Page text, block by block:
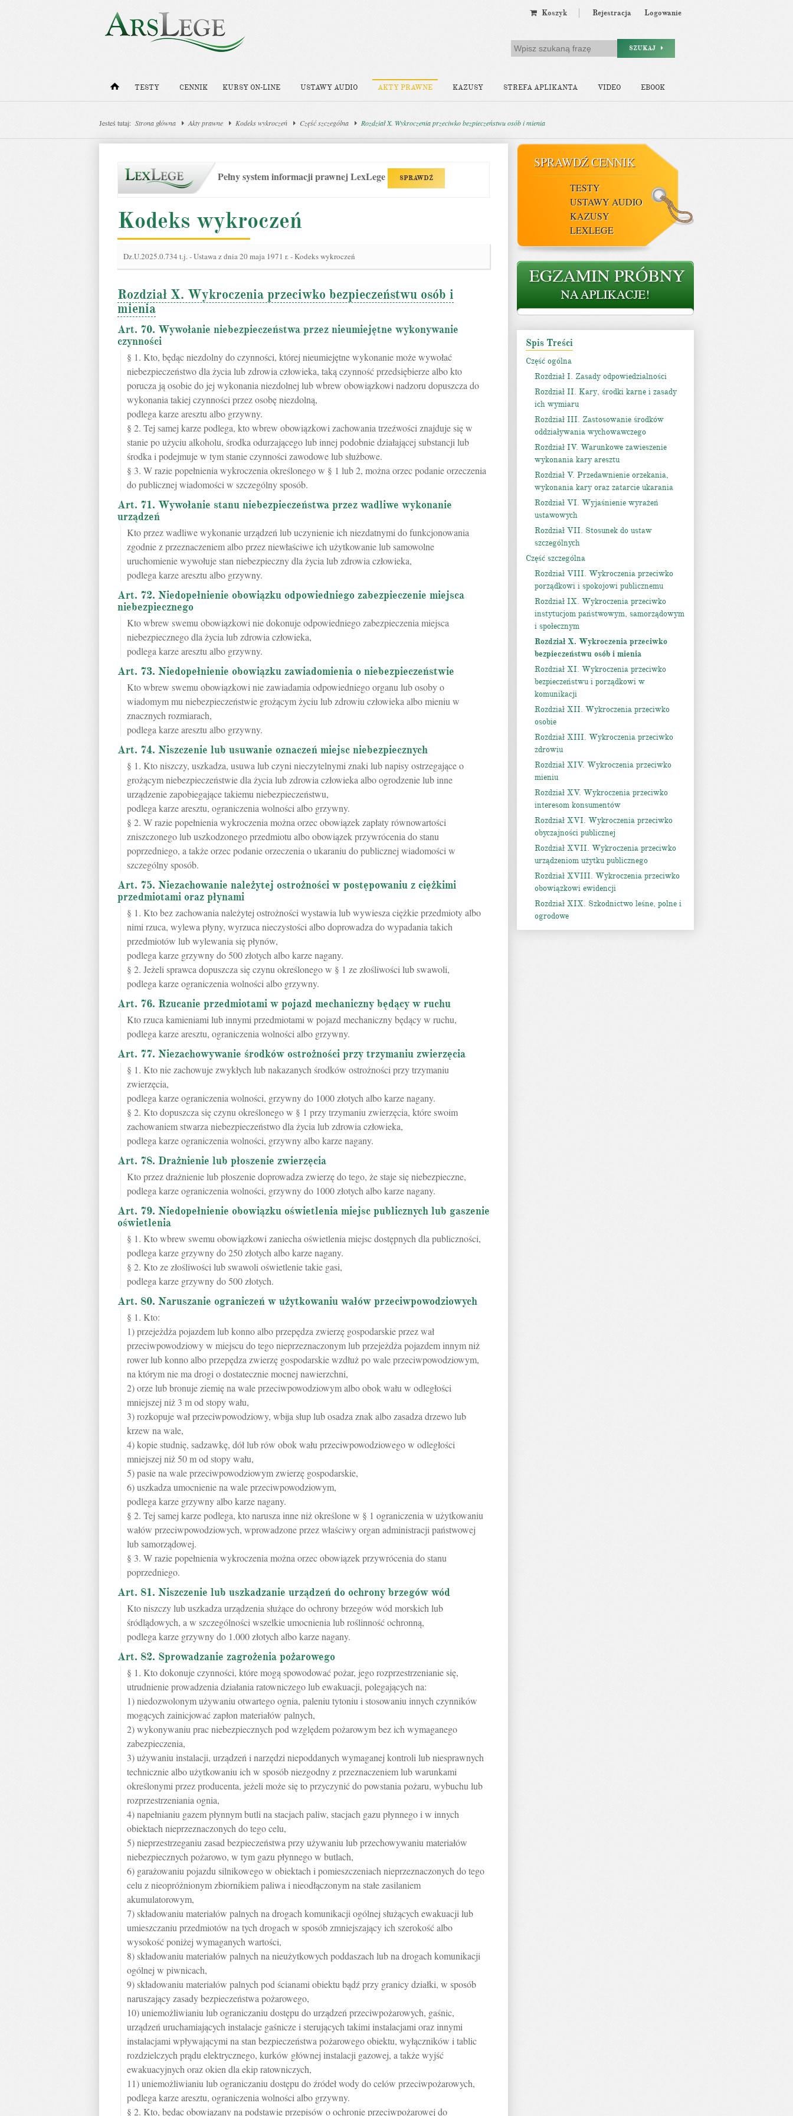
Koszyk Rejestracja Logowanie
SZUKAJ
TESTY CENNIK KURSY ON-LINE USTAWY AUDIO AKTY PRAWNE KAZUSY STREFA APLIKANTA VIDEO EBOOK
Jesteś tutaj: Strona główna Akty prawne Kodeks wykroczeń Część szczególna Rozdział X. Wykroczenia przeciwko bezpieczeństwu osób i mienia
Pełny system informacji prawnej LexLege SPRAWDŹ
Kodeks wykroczeń
Dz.U.2025.0.734 t.j.-Ustawa z dnia 20 maja 1971 r. - Kodeks wykroczeń
Rozdział X. Wykroczenia przeciwko bezpieczeństwu osób i
mienia
Art. 70. Wywołanie niebezpieczeństwa przez nieumiejętne wykonywanie
czynności
§ 1. Kto, będąc niezdolny do czynności, której nieumiejętne wykonanie może wywołać
niebezpieczeństwo dla życia lub zdrowia człowieka, taką czynność przedsiębierze albo kto
porucza ją osobie do jej wykonania niezdolnej lub wbrew obowiązkowi nadzoru dopuszcza do
wykonania takiej czynności przez osobę niezdolną,
podlega karze aresztu albo grzywny.
§ 2. Tej samej karze podlega, kto wbrew obowiązkowi zachowania trzeźwości znajduje się w
stanie po użyciu alkoholu, środka odurzającego lub innej podobnie działającej substancji lub
środka i podejmuje w tym stanie czynności zawodowe lub służbowe.
§ 3. W razie popełnienia wykroczenia określonego w § 1 lub 2, można orzec podanie orzeczenia
do publicznej wiadomości w szczególny sposób.
Art. 71. Wywołanie stanu niebezpieczeństwa przez wadliwe wykonanie
urządzeń
Kto przez wadliwe wykonanie urządzeń lub uczynienie ich niezdatnymi do funkcjonowania
zgodnie z przeznaczeniem albo przez niewłaściwe ich użytkowanie lub samowolne
uruchomienie wywołuje stan niebezpieczny dla życia lub zdrowia człowieka,
podlega karze aresztu albo grzywny.
Art. 72. Niedopełnienie obowiązku odpowiedniego zabezpieczenie miejsca
niebezpiecznego
Kto wbrew swemu obowiązkowi nie dokonuje odpowiedniego zabezpieczenia miejsca
niebezpiecznego dla życia lub zdrowia człowieka,
podlega karze aresztu albo grzywny.
Art. 73. Niedopełnienie obowiązku zawiadomienia o niebezpieczeństwie
Kto wbrew swemu obowiązkowi nie zawiadamia odpowiedniego organu lub osoby o
wiadomym mu niebezpieczeństwie grożącym życiu lub zdrowiu człowieka albo mieniu w
znacznych rozmiarach,
podlega karze aresztu albo grzywny.
Art. 74. Niszczenie lub usuwanie oznaczeń miejsc niebezpiecznych
§ 1. Kto niszczy, uszkadza, usuwa lub czyni nieczytelnymi znaki lub napisy ostrzegające o
grożącym niebezpieczeństwie dla życia lub zdrowia człowieka albo ogrodzenie lub inne
urządzenie zapobiegające takiemu niebezpieczeństwu,
podlega karze aresztu, ograniczenia wolności albo grzywny.
§ 2. W razie popełnienia wykroczenia można orzec obowiązek zapłaty równowartości
zniszczonego lub uszkodzonego przedmiotu albo obowiązek przywrócenia do stanu
poprzedniego, a także orzec podanie orzeczenia o ukaraniu do publicznej wiadomości w
szczególny sposób.
Art. 75. Niezachowanie należytej ostrożności w postępowaniu z ciężkimi
przedmiotami oraz płynami
§ 1. Kto bez zachowania należytej ostrożności wystawia lub wywiesza ciężkie przedmioty albo
nimi rzuca, wylewa płyny, wyrzuca nieczystości albo doprowadza do wypadania takich
przedmiotów lub wylewania się płynów,
podlega karze grzywny do 500 złotych albo karze nagany.
§ 2. Jeżeli sprawca dopuszcza się czynu określonego w § 1 ze złośliwości lub swawoli,
podlega karze ograniczenia wolności albo grzywny.
Art. 76. Rzucanie przedmiotami w pojazd mechaniczny będący w ruchu
Kto rzuca kamieniami lub innymi przedmiotami w pojazd mechaniczny będący w ruchu,
podlega karze aresztu, ograniczenia wolności albo grzywny.
Art. 77. Niezachowywanie środków ostrożności przy trzymaniu zwierzęcia
§ 1. Kto nie zachowuje zwykłych lub nakazanych środków ostrożności przy trzymaniu
zwierzęcia,
podlega karze ograniczenia wolności, grzywny do 1000 złotych albo karze nagany.
§ 2. Kto dopuszcza się czynu określonego w § 1 przy trzymaniu zwierzęcia, które swoim
zachowaniem stwarza niebezpieczeństwo dla życia lub zdrowia człowieka,
podlega karze ograniczenia wolności, grzywny albo karze nagany.
Art. 78. Drażnienie lub płoszenie zwierzęcia
Kto przez drażnienie lub płoszenie doprowadza zwierzę do tego, że staje się niebezpieczne,
podlega karze ograniczenia wolności, grzywny do 1000 złotych albo karze nagany.
Art. 79. Niedopełnienie obowiązku oświetlenia miejsc publicznych lub gaszenie
oświetlenia
§ 1. Kto wbrew swemu obowiązkowi zaniecha oświetlenia miejsc dostępnych dla publiczności,
podlega karze grzywny do 250 złotych albo karze nagany.
§ 2. Kto ze złośliwości lub swawoli oświetlenie takie gasi,
podlega karze grzywny do 500 złotych.
Art. 80. Naruszanie ograniczeń w użytkowaniu wałów przeciwpowodziowych
§ 1. Kto:
1) przejeżdża pojazdem lub konno albo przepędza zwierzę gospodarskie przez wał
przeciwpowodziowy w miejscu do tego nieprzeznaczonym lub przejeżdża pojazdem innym niż
rower lub konno albo przepędza zwierzę gospodarskie wzdłuż po wale przeciwpowodziowym,
na którym nie ma drogi o dostatecznie mocnej nawierzchni,
2) orze lub bronuje ziemię na wale przeciwpowodziowym albo obok wału w odległości
mniejszej niż 3 m od stopy wału,
3) rozkopuje wał przeciwpowodziowy, wbija słup lub osadza znak albo zasadza drzewo lub
krzew na wale,
4) kopie studnię, sadzawkę, dół lub rów obok wału przeciwpowodziowego w odległości
mniejszej niż 50 m od stopy wału,
5) pasie na wale przeciwpowodziowym zwierzę gospodarskie,
6) uszkadza umocnienie na wale przeciwpowodziowym,
podlega karze grzywny albo karze nagany.
§ 2. Tej samej karze podlega, kto narusza inne niż określone w § 1 ograniczenia w użytkowaniu
wałów przeciwpowodziowych, wprowadzone przez właściwy organ administracji państwowej
lub samorządowej.
§ 3. W razie popełnienia wykroczenia można orzec obowiązek przywrócenia do stanu
poprzedniego.
Art. 81. Niszczenie lub uszkadzanie urządzeń do ochrony brzegów wód
Kto niszczy lub uszkadza urządzenia służące do ochrony brzegów wód morskich lub
śródlądowych, a w szczególności wszelkie umocnienia lub roślinność ochronną,
podlega karze grzywny do 1.000 złotych albo karze nagany.
Art. 82. Sprowadzanie zagrożenia pożarowego
§ 1. Kto dokonuje czynności, które mogą spowodować pożar, jego rozprzestrzenianie się,
utrudnienie prowadzenia działania ratowniczego lub ewakuacji, polegających na:
1) niedozwolonym używaniu otwartego ognia, paleniu tytoniu i stosowaniu innych czynników
mogących zainicjować zapłon materiałów palnych,
2) wykonywaniu prac niebezpiecznych pod względem pożarowym bez ich wymaganego
zabezpieczenia,
3) używaniu instalacji, urządzeń i narzędzi niepoddanych wymaganej kontroli lub niesprawnych
technicznie albo użytkowaniu ich w sposób niezgodny z przeznaczeniem lub warunkami
określonymi przez producenta, jeżeli może się to przyczynić do powstania pożaru, wybuchu lub
rozprzestrzeniania ognia,
4) napełnianiu gazem płynnym butli na stacjach paliw, stacjach gazu płynnego i w innych
obiektach nieprzeznaczonych do tego celu,
5) nieprzestrzeganiu zasad bezpieczeństwa przy używaniu lub przechowywaniu materiałów
niebezpiecznych pożarowo, w tym gazu płynnego w butlach,
6) garażowaniu pojazdu silnikowego w obiektach i pomieszczeniach nieprzeznaczonych do tego
celu z nieopróżnionym zbiornikiem paliwa i nieodłączonym na stałe zasilaniem
akumulatorowym,
7) składowaniu materiałów palnych na drogach komunikacji ogólnej służących ewakuacji lub
umieszczaniu przedmiotów na tych drogach w sposób zmniejszający ich szerokość albo
wysokość poniżej wymaganych wartości,
8) składowaniu materiałów palnych na nieużytkowych poddaszach lub na drogach komunikacji
ogólnej w piwnicach,
9) składowaniu materiałów palnych pod ścianami obiektu bądź przy granicy działki, w sposób
naruszający zasady bezpieczeństwa pożarowego,
10) uniemożliwianiu lub ograniczaniu dostępu do urządzeń przeciwpożarowych, gaśnic,
urządzeń uruchamiających instalacje gaśnicze i sterujących takimi instalacjami oraz innymi
instalacjami wpływającymi na stan bezpieczeństwa pożarowego obiektu, wyłączników i tablic
rozdzielczych prądu elektrycznego, kurków głównej instalacji gazowej, a także wyjść
ewakuacyjnych oraz okien dla ekip ratowniczych,
11) uniemożliwianiu lub ograniczaniu dostępu do źródeł wody do celów przeciwpożarowych,
podlega karze aresztu, ograniczenia wolności albo grzywny.
§ 2. Kto, będąc obowiązany na podstawie przepisów o ochronie przeciwpożarowej do
SPRAWDŹ CENNIK
TESTY
USTAWY AUDIO
KAZUSY
LEXLEGE
Spis Treści
Część ogólna
Rozdział I. Zasady odpowiedzialności
Rozdział II. Kary, środki karne i zasady
ich wymiaru
Rozdział III. Zastosowanie środków
oddziaływania wychowawczego
Rozdział IV. Warunkowe zawieszenie
wykonania kary aresztu
Rozdział V. Przedawnienie orzekania,
wykonania kary oraz zatarcie ukarania
Rozdział VI. Wyjaśnienie wyrażeń
ustawowych
Rozdział VII. Stosunek do ustaw
szczególnych
Część szczególna
Rozdział VIII. Wykroczenia przeciwko
porządkowi i spokojowi publicznemu
Rozdział IX. Wykroczenia przeciwko
instytucjom państwowym, samorządowym
i społecznym
Rozdział X. Wykroczenia przeciwko
bezpieczeństwu osób i mienia
Rozdział XI. Wykroczenia przeciwko
bezpieczeństwu i porządkowi w
komunikacji
Rozdział XII. Wykroczenia przeciwko
osobie
Rozdział XIII. Wykroczenia przeciwko
zdrowiu
Rozdział XIV. Wykroczenia przeciwko
mieniu
Rozdział XV. Wykroczenia przeciwko
interesom konsumentów
Rozdział XVI. Wykroczenia przeciwko
obyczajności publicznej
Rozdział XVII. Wykroczenia przeciwko
urządzeniom użytku publicznego
Rozdział XVIII. Wykroczenia przeciwko
obowiązkowi ewidencji
Rozdział XIX. Szkodnictwo leśne, polne i
ogrodowe